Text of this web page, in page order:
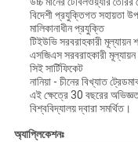
বিদেশী প্রযুক্তিগত সহায়তা
মালিকানাধীন প্রযুক্তি
টিইউভি সরবরাহকারী মূল্যায়ন
এসজিএস সরবরাহকারী
সিই সার্টিফিকেট
নানিয়া - চীনের বিখ্যাত
এই ক্ষেত্রে 30 বছরের
বিশ্ববিদ্যালয় দ্বারা সমর্থিত।
অ্যাপ্লিকেশনঃ